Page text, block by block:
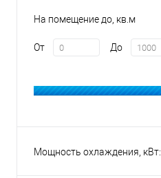
На помещение до, кв.м
От До
Мощность охлаждения, кВт: